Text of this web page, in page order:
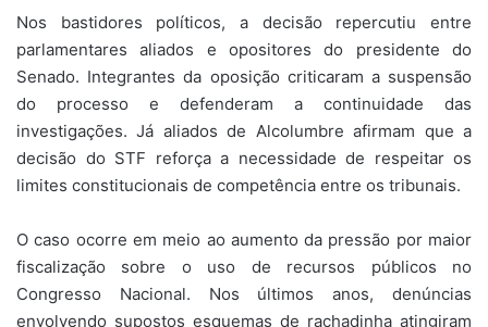
Nos bastidores políticos, a decisão repercutiu entre
parlamentares aliados e opositores do presidente do
Senado. Integrantes da oposição criticaram a suspensão
do processo e defenderam a continuidade das
investigações. Já aliados de Alcolumbre afirmam que a
decisão do STF reforça a necessidade de respeitar os
limites constitucionais de competência entre os tribunais.
O caso ocorre em meio ao aumento da pressão por maior
fiscalização sobre o uso de recursos públicos no
Congresso Nacional. Nos últimos anos, denúncias
envolvendo supostos esquemas de rachadinha atingiram